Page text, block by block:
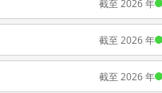
截至 2026 年
截至 2026 年
截至 2026 年